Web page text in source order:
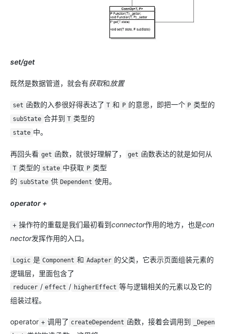
set/get
既然是数据管道，就会有获取和放置
set 函数的入参很好得表达了 T 和 P 的意思，即把一个 P 类型的
subState 合并到 T 类型的
state 中。
再回头看 get 函数，就很好理解了， get 函数表达的就是如何从
T 类型的 state 中获取 P 类型
的 subState 供 Dependent 使用。
operator +
+ 操作符的重载是我们最初看到connector作用的地方，也是con
nector发挥作用的入口。
Logic 是 Component 和 Adapter 的父类，它表示页面组装元素的
逻辑层，里面包含了
reducer / effect / higherEffect 等与逻辑相关的元素以及它的
组装过程。
operator + 调用了 createDependent 函数，接着会调用到
_Depen